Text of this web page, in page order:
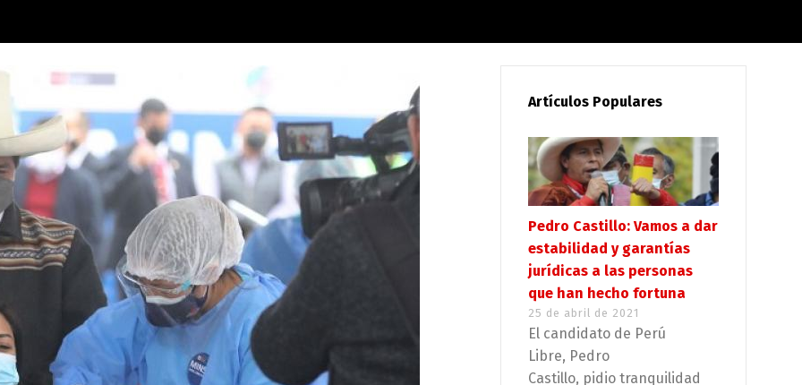
Artículos Populares
Pedro Castillo: Vamos a dar
estabilidad y garantías
jurídicas a las personas
que han hecho fortuna
25 de abril de 2021
El candidato de Perú
Libre, Pedro
Castillo, pidio tranquilidad